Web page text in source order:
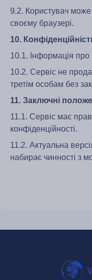
9.2. Користувач
своєму браузері.
10.
10.1. Інформація про
10.2. Сервіс не
третім особам без
11. Заключні
11.1. Сервіс має
конфіденційності.
11.2. Актуальна
набирає чинності з